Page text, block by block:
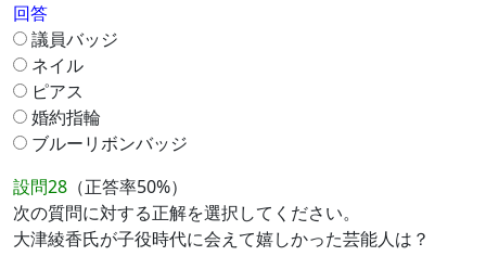
回答
議員バッジ
ネイル
ピアス
婚約指輪
ブルーリボンバッジ
設問28 （正答率50%）
次の質問に対する正解を選択してください。
大津綾香氏が子役時代に会えて嬉しかった芸能人は？